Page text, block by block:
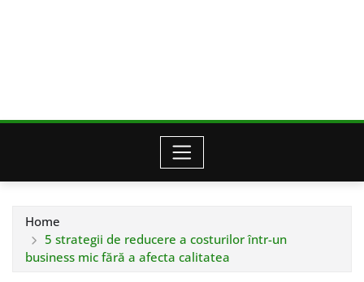
Home
5 strategii de reducere a costurilor într-un
business mic fără a afecta calitatea